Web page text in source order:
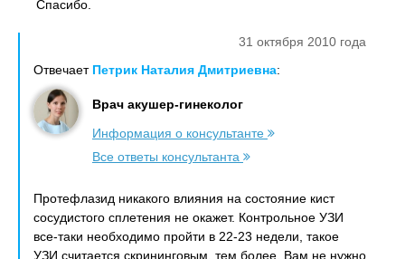
Спасибо.
31 октября 2010 года
Отвечает Петрик Наталия Дмитриевна:
Врач акушер-гинеколог
Информация о консультанте
Все ответы консультанта
Протефлазид никакого влияния на состояние кист
сосудистого сплетения не окажет. Контрольное УЗИ
все-таки необходимо пройти в 22-23 недели, такое
УЗИ считается скрининговым, тем более, Вам не нужно